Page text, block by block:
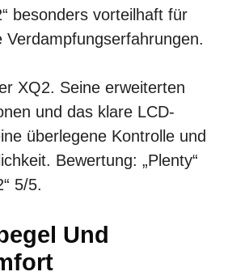
besonders vorteilhaft für
Verdampfungserfahrungen.
XQ2. Seine erweiterten
und das klare LCD-
überlegene Kontrolle und
Bewertung: „Plenty“
5/5.
Und